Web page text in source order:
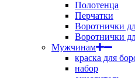
Полотенца
Перчатки
Воротнички
Воротнички
Мужчинам
краска для
набор